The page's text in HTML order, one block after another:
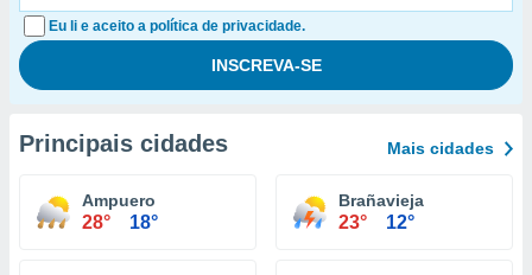
Eu li e aceito a política de privacidade.
Principais cidades Mais cidades
Ampuero
28° 18°
Brañavieja
23° 12°